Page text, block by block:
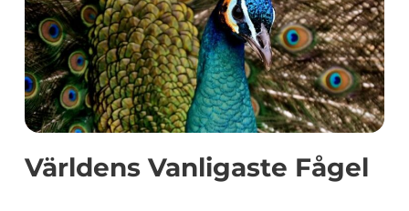
Världens Vanligaste Fågel